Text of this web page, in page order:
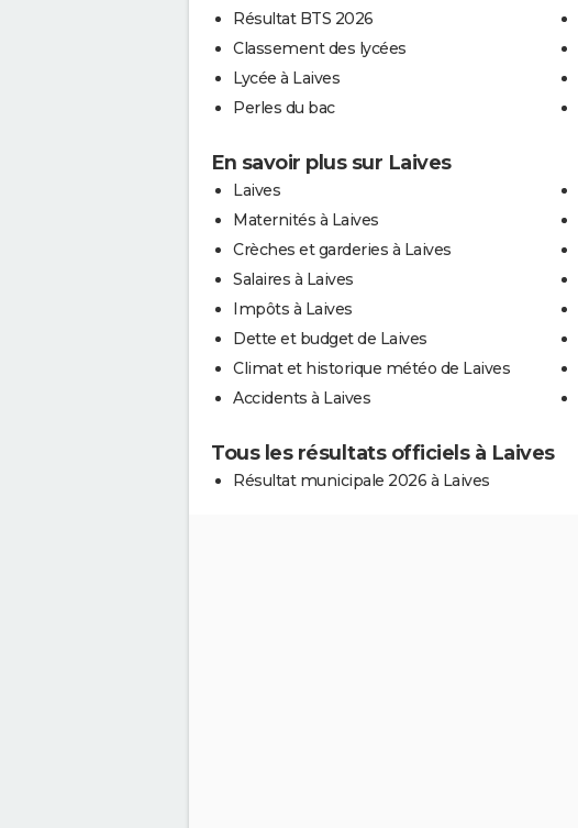
Résultat BTS 2026
Classement des lycées
Lycée à Laives
Perles du bac
En savoir plus sur Laives
Laives
Maternités à Laives
Crèches et garderies à Laives
Salaires à Laives
Impôts à Laives
Dette et budget de Laives
Climat et historique météo de Laives
Accidents à Laives
Tous les résultats officiels à Laives
Résultat municipale 2026 à Laives